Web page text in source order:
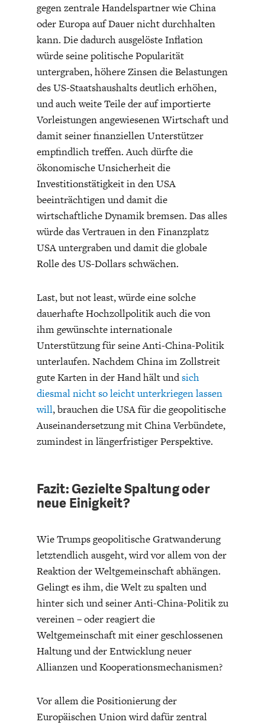
gegen zentrale Handelspartner wie China
oder Europa auf Dauer nicht durchhalten
kann. Die dadurch ausgelöste Inflation
würde seine politische Popularität
untergraben, höhere Zinsen die Belastungen
des US-Staatshaushalts deutlich erhöhen,
und auch weite Teile der auf importierte
Vorleistungen angewiesenen Wirtschaft und
damit seiner finanziellen Unterstützer
empfindlich treffen. Auch dürfte die
ökonomische Unsicherheit die
Investitionstätigkeit in den USA
beeinträchtigen und damit die
wirtschaftliche Dynamik bremsen. Das alles
würde das Vertrauen in den Finanzplatz
USA untergraben und damit die globale
Rolle des US-Dollars schwächen.
Last, but not least, würde eine solche
dauerhafte Hochzollpolitik auch die von
ihm gewünschte internationale
Unterstützung für seine Anti-China-Politik
unterlaufen. Nachdem China im Zollstreit
gute Karten in der Hand hält undsich
diesmal nicht so leicht unterkriegen lassen
will, brauchen die USA für die geopolitische
Auseinandersetzung mit China Verbündete,
zumindest in längerfristiger Perspektive.
Fazit: Gezielte Spaltung oder
neue Einigkeit?
Wie Trumps geopolitische Gratwanderung
letztendlich ausgeht, wird vor allem von der
Reaktion der Weltgemeinschaft abhängen.
Gelingt es ihm, die Welt zu spalten und
hinter sich und seiner Anti-China-Politik zu
vereinen – oder reagiert die
Weltgemeinschaft mit einer geschlossenen
Haltung und der Entwicklung neuer
Allianzen und Kooperationsmechanismen?
Vor allem die Positionierung der
Europäischen Union wird dafür zentral